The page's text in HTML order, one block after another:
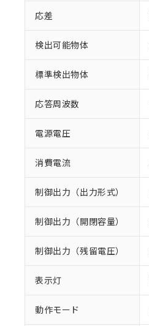
応差
検出可能物体
標準検出物体
応答周波数
電源電圧
消費電流
制御出力（出力形式）
制御出力（開閉容量）
制御出力（残留電圧）
表示灯
動作モード